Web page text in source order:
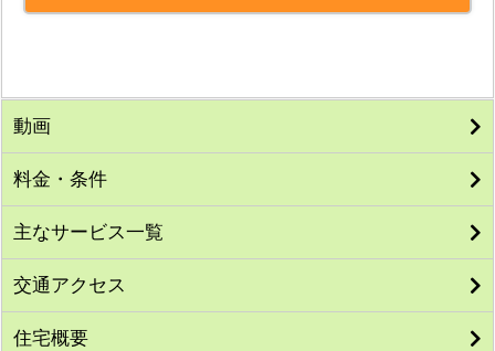
動画
料金・条件
主なサービス一覧
交通アクセス
住宅概要